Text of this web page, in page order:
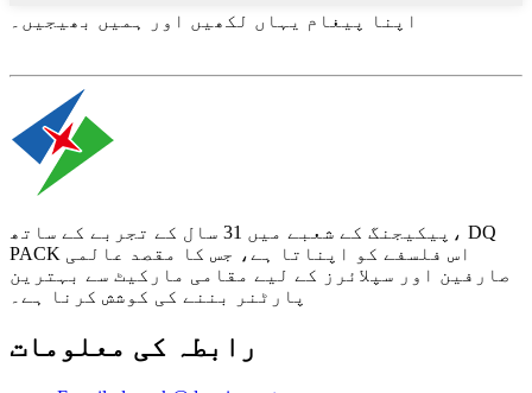
اپنا پیغام یہاں لکھیں اور ہمیں بھیجیں۔
پیکیجنگ کے شعبے میں 31 سال کے تجربے کے ساتھ، DQ
PACK اس فلسفے کو اپناتا ہے، جس کا مقصد عالمی
صارفین اور سپلائرز کے لیے مقامی مارکیٹ سے بہترین
پارٹنر بننے کی کوشش کرنا ہے۔
رابطہ کی معلومات